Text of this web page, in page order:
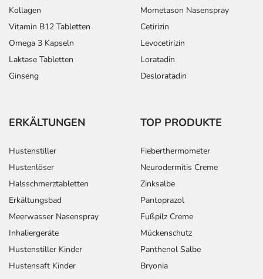
Kollagen
Vitamin B12 Tabletten
Omega 3 Kapseln
Laktase Tabletten
Ginseng
Mometason Nasenspray
Cetirizin
Levocetirizin
Loratadin
Desloratadin
ERKÄLTUNGEN
Hustenstiller
Hustenlöser
Halsschmerztabletten
Erkältungsbad
Meerwasser Nasenspray
Inhaliergeräte
Hustenstiller Kinder
Hustensaft Kinder
TOP PRODUKTE
Fieberthermometer
Neurodermitis Creme
Zinksalbe
Pantoprazol
Fußpilz Creme
Mückenschutz
Panthenol Salbe
Bryonia